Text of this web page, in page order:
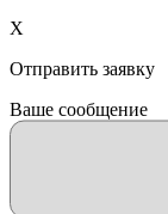
X
Отправить заявку
Ваше сообщение